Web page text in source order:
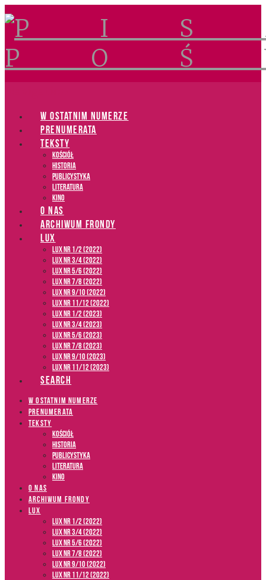
W OSTATNIM NUMERZE
PRENUMERATA
TEKSTY
Kościół
Historia
Publicystyka
Literatura
Kino
O NAS
ARCHIWUM FRONDY
LUX
LUX NR 1/2 (2022)
LUX NR 3/4 (2022)
LUX NR 5/6 (2022)
LUX NR 7/8 (2022)
LUX nr 9/10 (2022)
LUX NR 11/12 (2022)
LUX NR 1/2 (2023)
LUX NR 3/4 (2023)
LUX NR 5/6 (2023)
LUX NR 7/8 (2023)
LUX NR 9/10 (2023)
LUX NR 11/12 (2023)
SEARCH
W OSTATNIM NUMERZE
PRENUMERATA
TEKSTY
Kościół
Historia
Publicystyka
Literatura
Kino
O NAS
ARCHIWUM FRONDY
LUX
LUX NR 1/2 (2022)
LUX NR 3/4 (2022)
LUX NR 5/6 (2022)
LUX NR 7/8 (2022)
LUX nr 9/10 (2022)
LUX NR 11/12 (2022)